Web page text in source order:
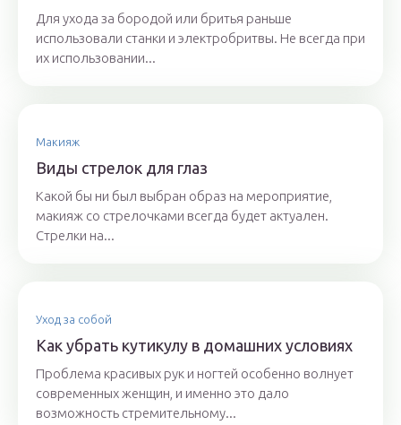
Для ухода за бородой или бритья раньше
использовали станки и электробритвы. Не всегда при
их использовании...
Макияж
Виды стрелок для глаз
Какой бы ни был выбран образ на мероприятие,
макияж со стрелочками всегда будет актуален.
Стрелки на...
Уход за собой
Как убрать кутикулу в домашних условиях
Проблема красивых рук и ногтей особенно волнует
современных женщин, и именно это дало
возможность стремительному...